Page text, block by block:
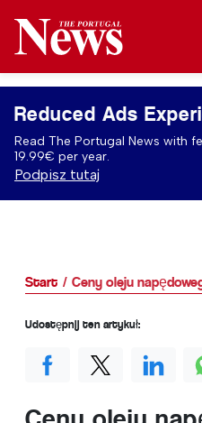
Reduced Ads
Read The Portugal News with
19.99€ per year.
Podpisz tutaj
Start Ceny oleju
Udostępnij ten artykuł: